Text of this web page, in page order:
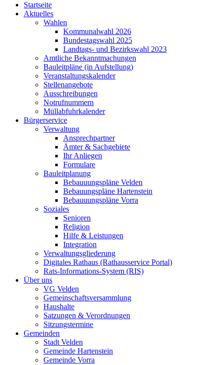
Startseite
Aktuelles
Wahlen
Kommunalwahl 2026
Bundestagswahl 2025
Landtags- und Bezirkswahl 2023
Amtliche Bekanntmachungen
Bauleitpläne (in Aufstellung)
Veranstaltungskalender
Stellenangebote
Ausschreibungen
Notrufnummern
Müllabfuhrkalender
Bürgerservice
Verwaltung
Ansprechpartner
Ämter & Sachgebiete
Ihr Anliegen
Formulare
Bauleitplanung
Bebauuungspläne Velden
Bebauungspläne Hartenstein
Bebauuungspläne Vorra
Soziales
Senioren
Religion
Hilfe & Leistungen
Integration
Verwaltungsgliederung
Digitales Rathaus (Rathausservice Portal)
Rats-Informations-System (RIS)
Über uns
VG Velden
Gemeinschaftsversammlung
Haushalte
Satzungen & Verordnungen
Sitzungstermine
Gemeinden
Stadt Velden
Gemeinde Hartenstein
Gemeinde Vorra